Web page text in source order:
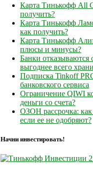
Карта Тинькофф All
получить?
Карта Тинькофф
как получить?
Карта Тинькофф
плюсы и минусы?
Банки отказываются
выгоднее всего
Подписка Tinkoff
банковского сервиса
Ограничение QIWI
деньги со счета?
ОЗОН рассрочка: как
если ее не одобряют?
Начни инвестировать!